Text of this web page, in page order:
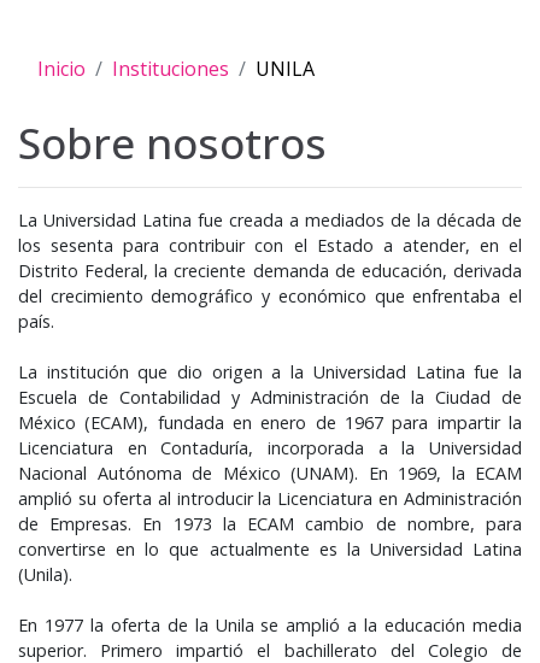
Inicio Instituciones UNILA
Sobre nosotros
La Universidad Latina fue creada a mediados de la década de
los sesenta para contribuir con el Estado a atender, en el
Distrito Federal, la creciente demanda de educación, derivada
del crecimiento demográfico y económico que enfrentaba el
país.
La institución que dio origen a la Universidad Latina fue la
Escuela de Contabilidad y Administración de la Ciudad de
México (ECAM), fundada en enero de 1967 para impartir la
Licenciatura en Contaduría, incorporada a la Universidad
Nacional Autónoma de México (UNAM). En 1969, la ECAM
amplió su oferta al introducir la Licenciatura en Administración
de Empresas. En 1973 la ECAM cambio de nombre, para
convertirse en lo que actualmente es la Universidad Latina
(Unila).
En 1977 la oferta de la Unila se amplió a la educación media
superior. Primero impartió el bachillerato del Colegio de